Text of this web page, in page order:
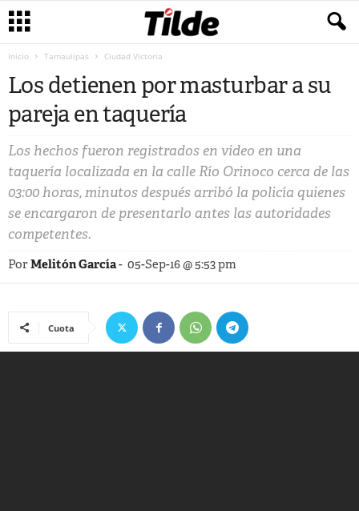
Inicio Tamaulipas Ciudad Victoria
Los detienen por masturbar a su
pareja en taquería
Los hechos fueron registrados en video en una
taquería localizada en la calle Río Orinoco cerca de las
03:00 horas, minutos después arribó la policía quienes
se encargaron de presentarlo antes las autoridades
competentes.
PorMelitón García- 05-Sep-16 @ 5:53 pm
Cuota